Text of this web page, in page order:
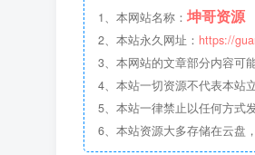
1、本网站名称： 坤哥资源
2、本站永久网址： https://
3、本网站的文章部分内容可
4、本站一切资源不代表本站
5、本站一律禁止以任何方式
6、本站资源大多存储在云盘